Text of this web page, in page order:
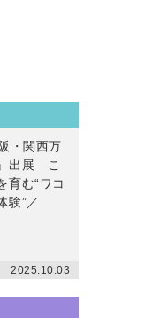
・関西万
出展 こ
育む“ワコ
験”／
2025.10.03